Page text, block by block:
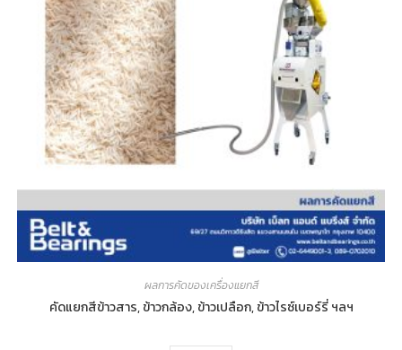
ผลการคัดของเครื่องแยกสี
คัดแยกสีข้าวสาร, ข้าวกล้อง, ข้าวเปลือก, ข้าวไรซ์เบอร์รี่ ฯลฯ